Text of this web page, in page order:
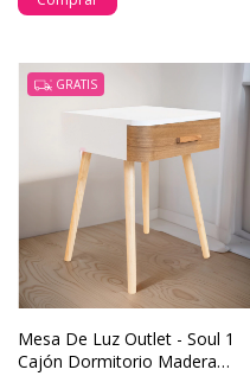
GRATIS
Mesa De Luz Outlet - Soul 1
Cajón Dormitorio Madera